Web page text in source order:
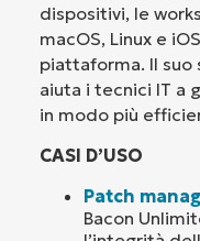
dispositivi, le
macOS, Linux e
piattaforma. Il
aiuta i tecnici IT a
in modo più
CASI D’USO
Patch
Bacon